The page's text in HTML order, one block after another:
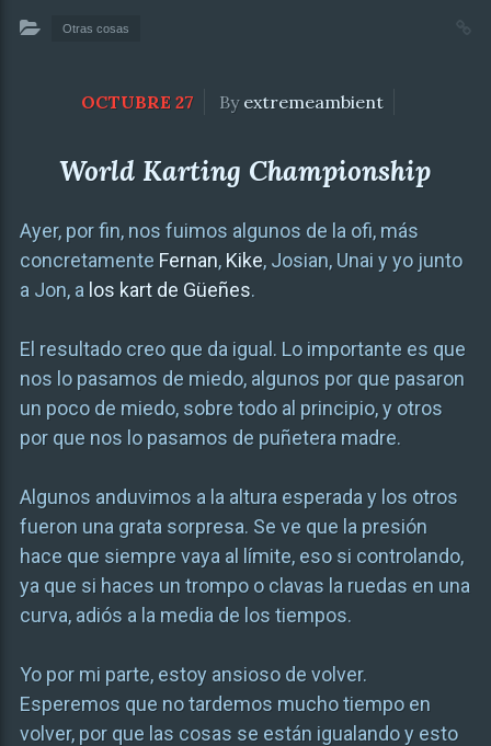
Otras cosas
OCTUBRE 27 By extremeambient
World Karting Championship
Ayer, por fin, nos fuimos algunos de la ofi, más
concretamente Fernan, Kike, Josian, Unai y yo junto
a Jon, a los kart de Güeñes.
El resultado creo que da igual. Lo importante es que
nos lo pasamos de miedo, algunos por que pasaron
un poco de miedo, sobre todo al principio, y otros
por que nos lo pasamos de puñetera madre.
Algunos anduvimos a la altura esperada y los otros
fueron una grata sorpresa. Se ve que la presión
hace que siempre vaya al límite, eso si controlando,
ya que si haces un trompo o clavas la ruedas en una
curva, adiós a la media de los tiempos.
Yo por mi parte, estoy ansioso de volver.
Esperemos que no tardemos mucho tiempo en
volver, por que las cosas se están igualando y esto